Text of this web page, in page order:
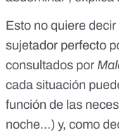
Esto no quiere
sujetador perfecto
consultados por
cada situación
función de las
noche…) y, como